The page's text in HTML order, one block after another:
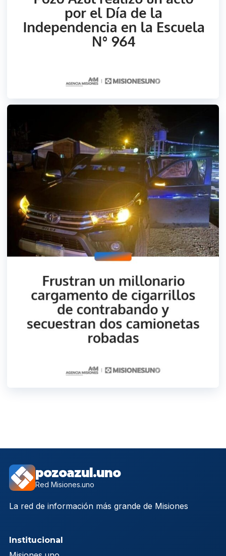
pozoazul.uno
Red Misiones.uno
La red de información más grande de Misiones
Institucional